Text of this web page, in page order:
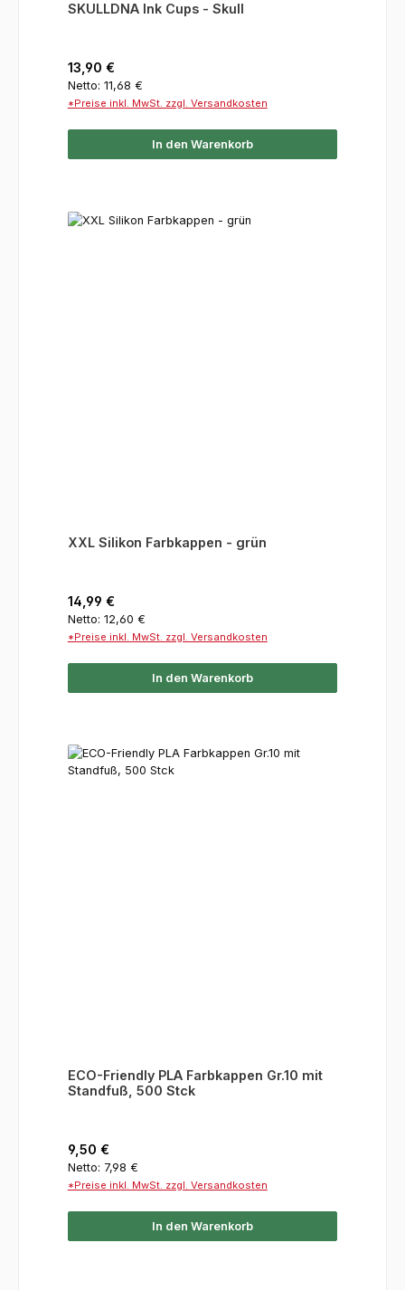
SKULLDNA Ink Cups - Skull
Regulärer Preis:
13,90 €
Netto: 11,68 €
*Preise inkl. MwSt. zzgl. Versandkosten
In den Warenkorb
XXL Silikon Farbkappen - grün
Regulärer Preis:
14,99 €
Netto: 12,60 €
*Preise inkl. MwSt. zzgl. Versandkosten
In den Warenkorb
ECO-Friendly PLA Farbkappen Gr.10 mit
Standfuß, 500 Stck
Regulärer Preis:
9,50 €
Netto: 7,98 €
*Preise inkl. MwSt. zzgl. Versandkosten
In den Warenkorb